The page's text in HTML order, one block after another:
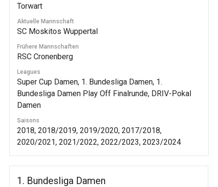
Torwart
Aktuelle Mannschaft
SC Moskitos Wuppertal
Frühere Mannschaften
RSC Cronenberg
Leagues
Super Cup Damen, 1. Bundesliga Damen, 1.
Bundesliga Damen Play Off Finalrunde, DRIV-Pokal
Damen
Saisons
2018, 2018/2019, 2019/2020, 2017/2018,
2020/2021, 2021/2022, 2022/2023, 2023/2024
1. Bundesliga Damen